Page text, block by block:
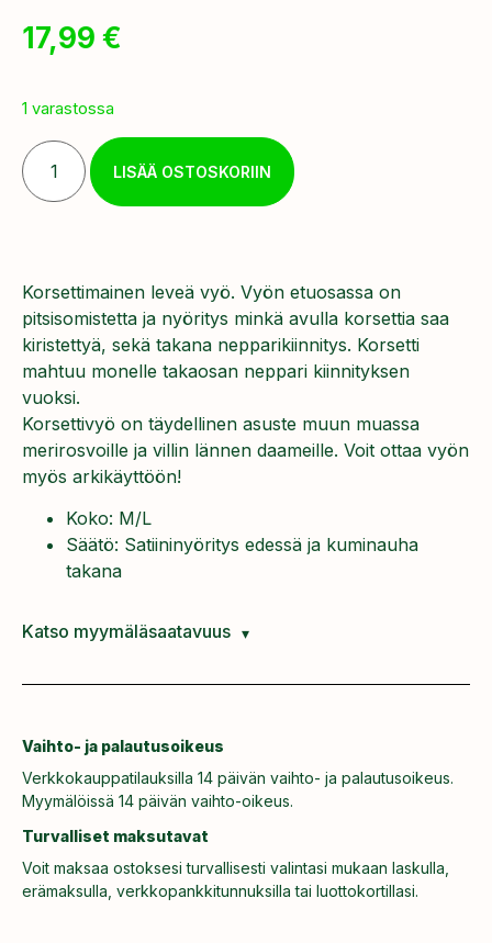
17,99 €
1 varastossa
LISÄÄ OSTOSKORIIN
Korsettimainen leveä vyö. Vyön etuosassa on
pitsisomistetta ja nyöritys minkä avulla korsettia saa
kiristettyä, sekä takana nepparikiinnitys. Korsetti
mahtuu monelle takaosan neppari kiinnityksen
vuoksi.
Korsettivyö on täydellinen asuste muun muassa
merirosvoille ja villin lännen daameille. Voit ottaa vyön
myös arkikäyttöön!
Koko: M/L
Säätö: Satiininyöritys edessä ja kuminauha
takana
Katso myymäläsaatavuus
Vaihto- ja palautusoikeus
Verkkokauppatilauksilla 14 päivän vaihto- ja palautusoikeus.
Myymälöissä 14 päivän vaihto-oikeus.
Turvalliset maksutavat
Voit maksaa ostoksesi turvallisesti valintasi mukaan laskulla,
erämaksulla, verkkopankkitunnuksilla tai luottokortillasi.